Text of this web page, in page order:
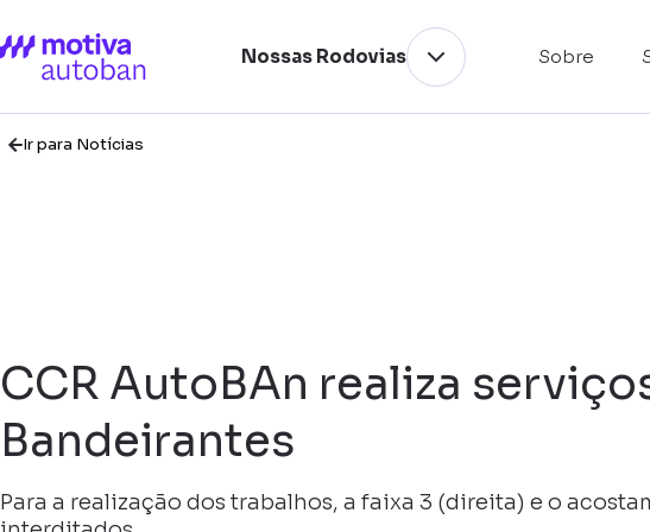
Nossas Rodovias Sobre
Ir para Notícias
CCR AutoBAn realiza
Bandeirantes
Para a realização dos trabalhos, a faixa 3 (direita) e o